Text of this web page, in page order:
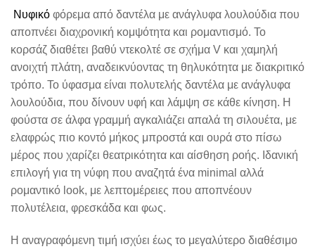
Νυφικό φόρεμα από δαντέλα με ανάγλυφα λουλούδια που
αποπνέει διαχρονική κομψότητα και ρομαντισμό. Το
κορσάζ διαθέτει βαθύ ντεκολτέ σε σχήμα V και χαμηλή
ανοιχτή πλάτη, αναδεικνύοντας τη θηλυκότητα με διακριτικό
τρόπο. Το ύφασμα είναι πολυτελής δαντέλα με ανάγλυφα
λουλούδια, που δίνουν υφή και λάμψη σε κάθε κίνηση. Η
φούστα σε άλφα γραμμή αγκαλιάζει απαλά τη σιλουέτα, με
ελαφρώς πιο κοντό μήκος μπροστά και ουρά στο πίσω
μέρος που χαρίζει θεατρικότητα και αίσθηση ροής. Ιδανική
επιλογή για τη νύφη που αναζητά ένα minimal αλλά
ρομαντικό look, με λεπτομέρειες που αποπνέουν
πολυτέλεια, φρεσκάδα και φως.
Η αναγραφόμενη τιμή ισχύει έως το μεγαλύτερο διαθέσιμο